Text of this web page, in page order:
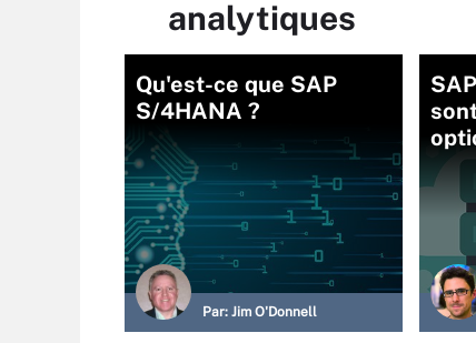
analytiques
Qu'est-ce que SAP
S/4HANA ?
Par: Jim O'Donnell